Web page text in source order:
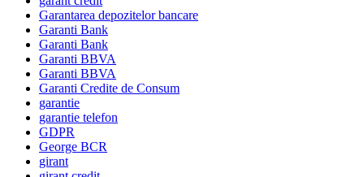
Garantarea depozitelor bancare
Garanti Bank
Garanti Bank
Garanti BBVA
Garanti BBVA
Garanti Credite de Consum
garantie
garantie telefon
GDPR
George BCR
girant